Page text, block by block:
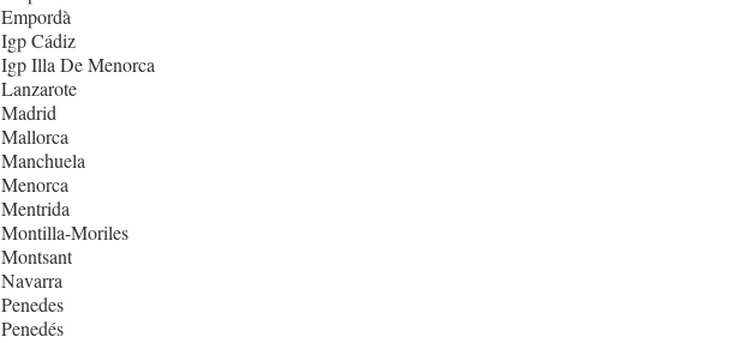
Cádiz
Illa De Menorca
Moriles